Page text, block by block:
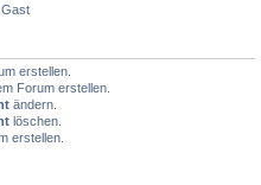
Gast
erstellen.
Forum erstellen.
ändern.
löschen.
erstellen.